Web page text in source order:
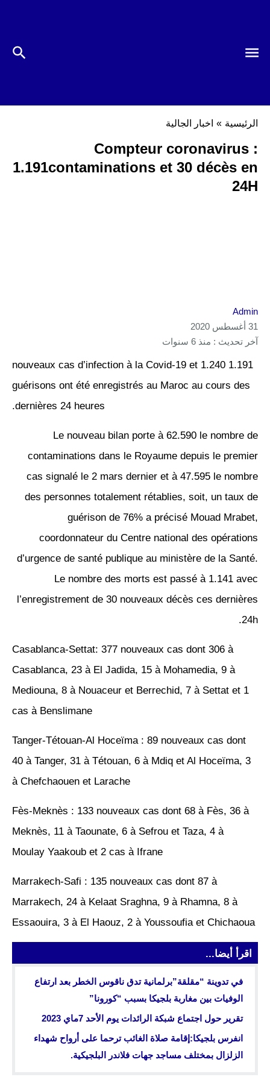
الرئيسية » اخبار الجالية
Compteur coronavirus :
1.191contaminations et 30 décès en
24H
Admin
31 أغسطس 2020
آخر تحديث : منذ 6 سنوات
1.191 nouveaux cas d’infection à la Covid-19 et 1.240
guérisons ont été enregistrés au Maroc au cours des
dernières 24 heures.
Le nouveau bilan porte à 62.590 le nombre de
contaminations dans le Royaume depuis le premier
cas signalé le 2 mars dernier et à 47.595 le nombre
des personnes totalement rétablies, soit, un taux de
guérison de 76% a précisé Mouad Mrabet,
coordonnateur du Centre national des opérations
d’urgence de santé publique au ministère de la Santé.
Le nombre des morts est passé à 1.141 avec
l’enregistrement de 30 nouveaux décès ces dernières
24h.
Casablanca-Settat: 377 nouveaux cas dont 306 à
Casablanca, 23 à El Jadida, 15 à Mohamedia, 9 à
Mediouna, 8 à Nouaceur et Berrechid, 7 à Settat et 1
cas à Benslimane
Tanger-Tétouan-Al Hoceïma : 89 nouveaux cas dont
40 à Tanger, 31 à Tétouan, 6 à Mdiq et Al Hoceïma, 3
à Chefchaouen et Larache
Fès-Meknès : 133 nouveaux cas dont 68 à Fès, 36 à
Meknès, 11 à Taounate, 6 à Sefrou et Taza, 4 à
Moulay Yaakoub et 2 cas à Ifrane
Marrakech-Safi : 135 nouveaux cas dont 87 à
Marrakech, 24 à Kelaat Sraghna, 9 à Rhamna, 8 à
Essaouira, 3 à El Haouz, 2 à Youssoufia et Chichaoua
اقرأ أيضا...
في تدوينة “مقلقة”برلمانية تدق ناقوس الخطر بعد ارتفاع
الوفيات بين مغاربة بلجيكا بسبب “كورونا”
تقرير حول اجتماع شبكة الرائدات يوم الأحد 7ماي 2023
انفرس بلجيكا:إقامة صلاة الغائب ترحما على أرواح شهداء
الزلزال بمختلف مساجد جهات فلاندر البلجيكية.